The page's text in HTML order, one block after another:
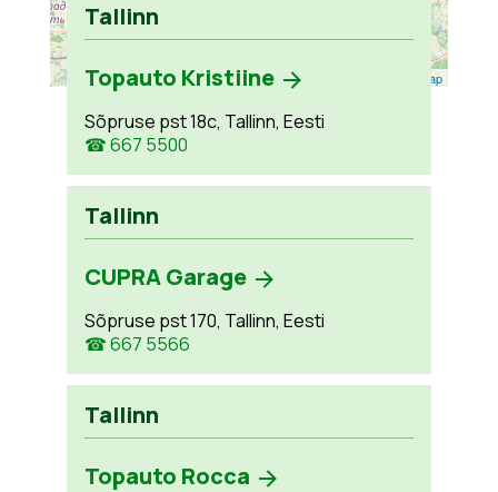
Leaflet OpenStreetMap
Tallinn
Topauto Kristiine
Sõpruse pst 18c, Tallinn, Eesti
☎ 667 5500
Tallinn
CUPRA Garage
Sõpruse pst 170, Tallinn, Eesti
☎ 667 5566
Tallinn
Topauto Rocca